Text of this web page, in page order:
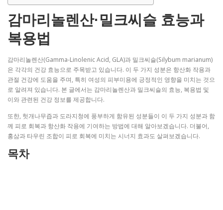
감마리놀렌산·밀크씨슬 효능과
복용법
감마리놀렌산(Gamma-Linolenic Acid, GLA)과 밀크씨슬(Silybum marianum)
은 각각의 건강 효능으로 주목받고 있습니다. 이 두 가지 성분은 항산화 작용과
관절 건강에 도움을 주며, 특히 여성의 피부미용에 긍정적인 영향을 미치는 것으
로 알려져 있습니다. 본 글에서는 감마리놀렌산과 밀크씨슬의 효능, 복용법 및
이와 관련된 건강 정보를 제공합니다.
또한, 헛개나무즙과 도라지청에 풍부하게 함유된 성분들이 이 두 가지 성분과 함
께 피로 회복과 항산화 작용에 기여하는 방법에 대해 알아보겠습니다. 더불어,
홍삼과 타우린 조합이 피로 회복에 미치는 시너지 효과도 살펴보겠습니다.
목차